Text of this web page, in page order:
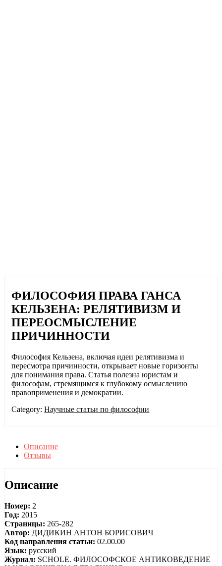
ФИЛОСОФИЯ ПРАВА ГАНСА
КЕЛЬЗЕНА: РЕЛЯТИВИЗМ И
ПЕРЕОСМЫСЛЕНИЕ
ПРИЧИННОСТИ
Философия Кельзена, включая идеи релятивизма и
пересмотра причинности, открывает новые горизонты
для понимания права. Статья полезна юристам и
философам, стремящимся к глубокому осмыслению
правоприменения и демократии.
Category:Научные статьи по философии
Описание
Отзывы
Описание
Номер: 2
Год: 2015
Страницы: 265-282
Автор: ДИДИКИН АНТОН БОРИСОВИЧ
Код направления статьи: 02.00.00
Язык: русский
Журнал: SCHOLE. ФИЛОСОФСКОЕ АНТИКОВЕДЕНИЕ